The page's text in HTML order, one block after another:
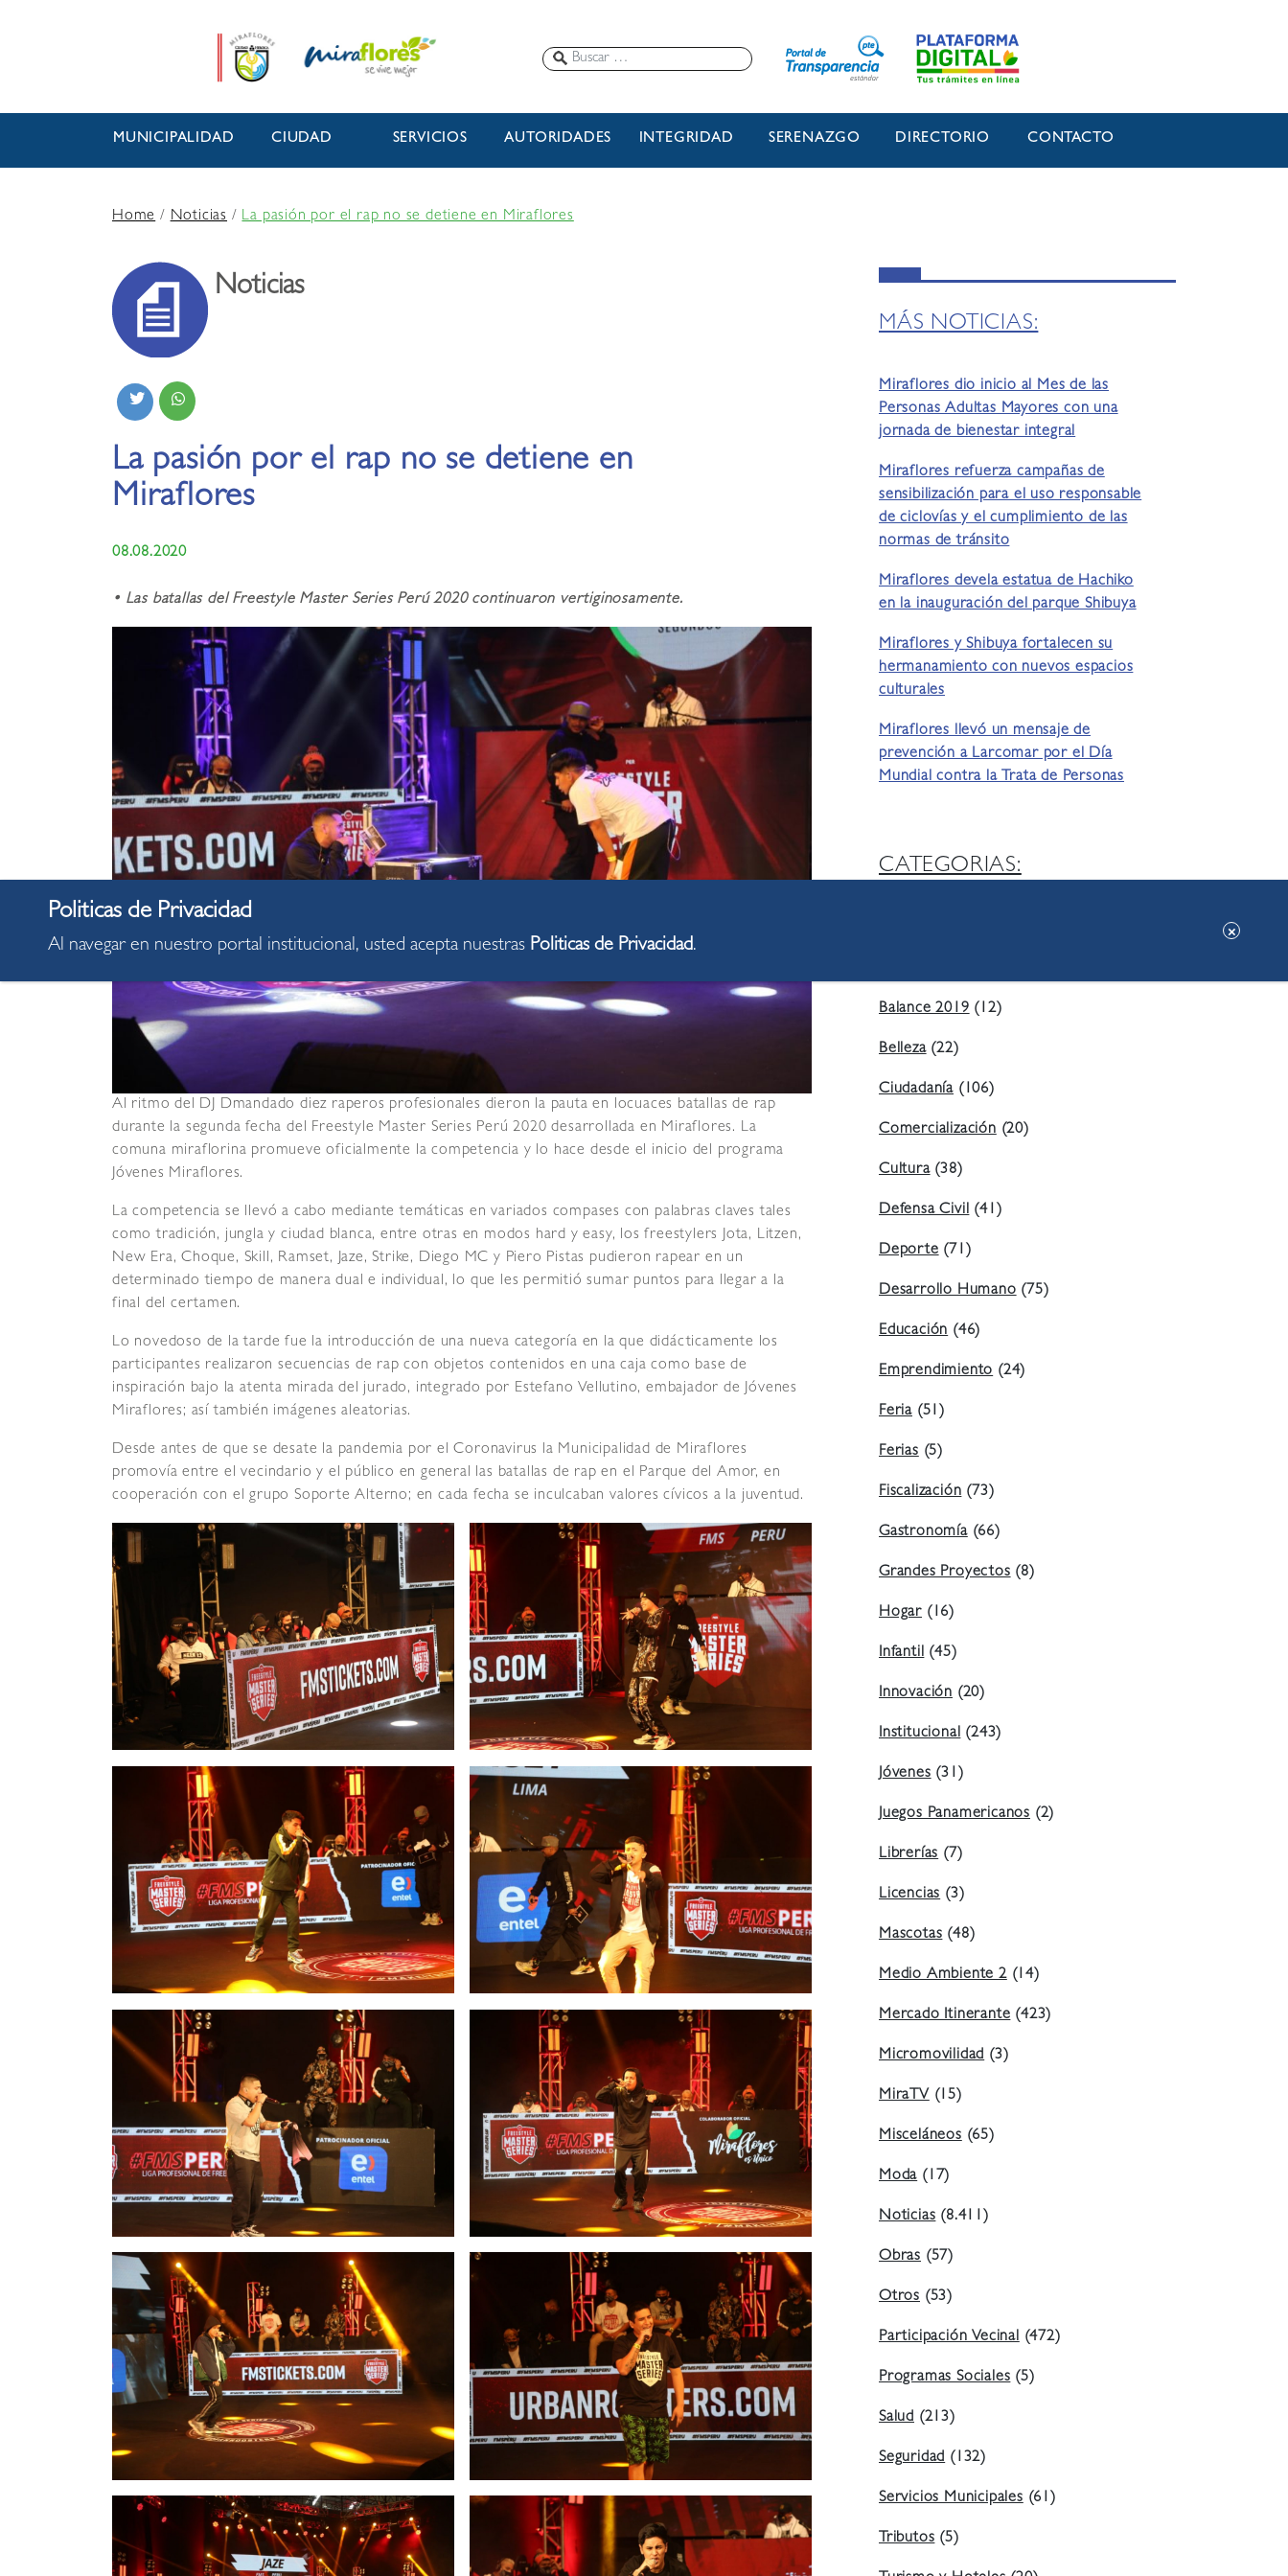
MUNICIPALIDAD CIUDAD SERVICIOS AUTORIDADES INTEGRIDAD SERENAZGO DIRECTORIO CONTACTO
Home/Noticias /La pasión por el rap no se detiene en Miraflores
Noticias
La pasión por el rap no se detiene en
Miraflores
08.08.2020
• Las batallas del Freestyle Master Series Perú 2020 continuaron vertiginosamente.
Al ritmo del DJ Dmandado diez raperos profesionales dieron la pauta en locuaces batallas de rap
durante la segunda fecha del Freestyle Master Series Perú 2020 desarrollada en Miraflores. La
comuna miraflorina promueve oficialmente la competencia y lo hace desde el inicio del programa
Jóvenes Miraflores.
La competencia se llevó a cabo mediante temáticas en variados compases con palabras claves tales
como tradición, jungla y ciudad blanca, entre otras en modos hard y easy, los freestylers Jota, Litzen,
New Era, Choque, Skill, Ramset, Jaze, Strike, Diego MC y Piero Pistas pudieron rapear en un
determinado tiempo de manera dual e individual, lo que les permitió sumar puntos para llegar a la
final del certamen.
Lo novedoso de la tarde fue la introducción de una nueva categoría en la que didácticamente los
participantes realizaron secuencias de rap con objetos contenidos en una caja como base de
inspiración bajo la atenta mirada del jurado, integrado por Estefano Vellutino, embajador de Jóvenes
Miraflores; así también imágenes aleatorias.
Desde antes de que se desate la pandemia por el Coronavirus la Municipalidad de Miraflores
promovía entre el vecindario y el público en general las batallas de rap en el Parque del Amor, en
cooperación con el grupo Soporte Alterno; en cada fecha se inculcaban valores cívicos a la juventud.
MÁS NOTICIAS:
Miraflores dio inicio al Mes de las
Personas Adultas Mayores con una
jornada de bienestar integral
Miraflores refuerza campañas de
sensibilización para el uso responsable
de ciclovías y el cumplimiento de las
normas de tránsito
Miraflores devela estatua de Hachiko
en la inauguración del parque Shibuya
Miraflores y Shibuya fortalecen su
hermanamiento con nuevos espacios
culturales
Miraflores llevó un mensaje de
prevención a Larcomar por el Día
Mundial contra la Trata de Personas
CATEGORIAS:
Balance 2019(12)
Belleza(22)
Ciudadanía (106)
Comercialización(20)
Cultura(38)
Defensa Civil(41)
Deporte(71)
Desarrollo Humano(75)
Educación(46)
Emprendimiento(24)
Feria (51)
Ferias(5)
Fiscalización(73)
Gastronomía(66)
Grandes Proyectos(8)
Hogar (16)
Infantil(45)
Innovación (20)
Institucional(243)
Jóvenes(31)
Juegos Panamericanos (2)
Librerías(7)
Licencias(3)
Mascotas(48)
Medio Ambiente 2(14)
Mercado Itinerante(423)
Micromovilidad(3)
MiraTV(15)
Misceláneos(65)
Moda(17)
Noticias(8.411)
Obras (57)
Otros (53)
Participación Vecinal(472)
Programas Sociales(5)
Salud (213)
Seguridad(132)
Servicios Municipales(61)
Tributos(5)
Al navegar en nuestro portal institucional, usted acepta nuestras Politicas de Privacidad.